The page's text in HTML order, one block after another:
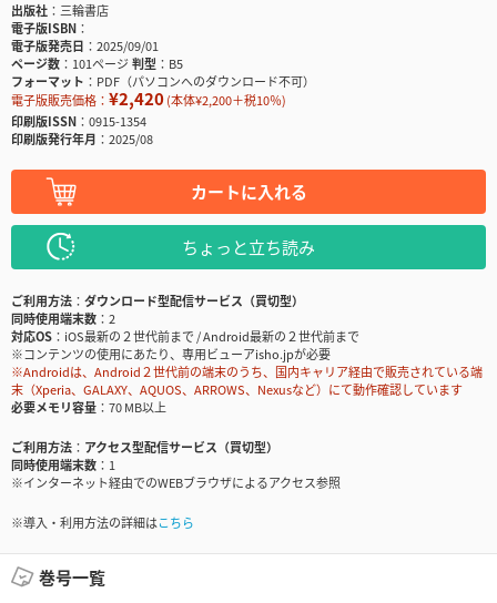
出版社
三輪書店
電子版ISBN
電子版発売日
2025/09/01
ページ数
101ページ判型
B5
フォーマット
PDF（パソコンへのダウンロード不可）
電子版販売価格： ¥2,420(本体¥2,200＋税10％)
印刷版ISSN
0915-1354
印刷版発行年月
2025/08
カートに入れる
ちょっと立ち読み
ご利用方法
ダウンロード型配信サービス（買切型）
同時使用端末数
2
対応OS
iOS最新の２世代前まで / Android最新の２世代前まで
※コンテンツの使用にあたり、専用ビューアisho.jpが必要
※Androidは、Android２世代前の端末のうち、国内キャリア経由で販売されている端
末（Xperia、GALAXY、AQUOS、ARROWS、Nexusなど）にて動作確認しています
必要メモリ容量
70 MB以上
ご利用方法
アクセス型配信サービス（買切型）
同時使用端末数
1
※インターネット経由でのWEBブラウザによるアクセス参照
※導入・利用方法の詳細はこちら
巻号一覧